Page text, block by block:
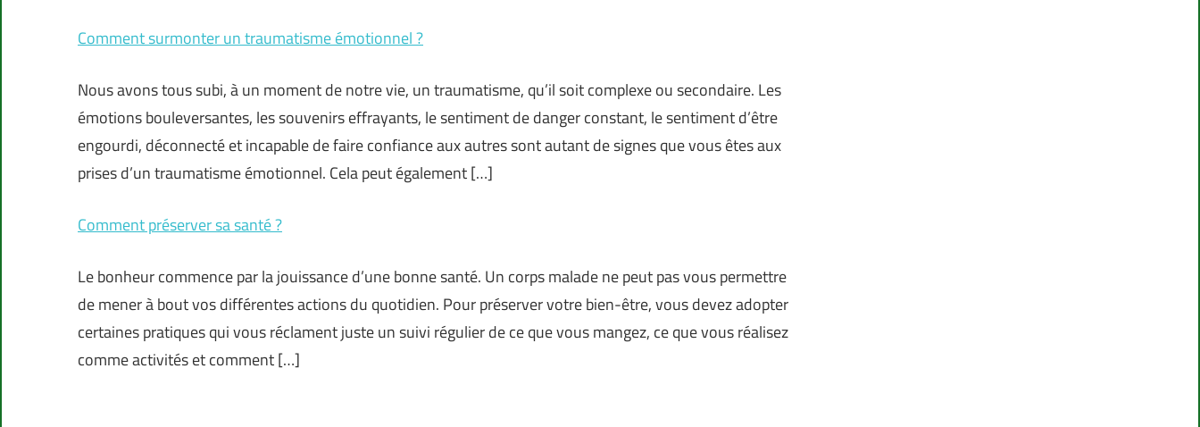
Comment surmonter un traumatisme émotionnel ?
Nous avons tous subi, à un moment de notre vie, un traumatisme, qu’il soit complexe ou secondaire. Les
émotions bouleversantes, les souvenirs effrayants, le sentiment de danger constant, le sentiment d’être
engourdi, déconnecté et incapable de faire confiance aux autres sont autant de signes que vous êtes aux
prises d’un traumatisme émotionnel. Cela peut également […]
Comment préserver sa santé ?
Le bonheur commence par la jouissance d’une bonne santé. Un corps malade ne peut pas vous permettre
de mener à bout vos différentes actions du quotidien. Pour préserver votre bien-être, vous devez adopter
certaines pratiques qui vous réclament juste un suivi régulier de ce que vous mangez, ce que vous réalisez
comme activités et comment […]